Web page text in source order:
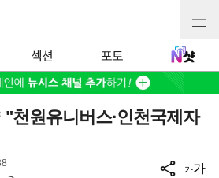
섹션 포토
천원유니버스·인천국제자
가가